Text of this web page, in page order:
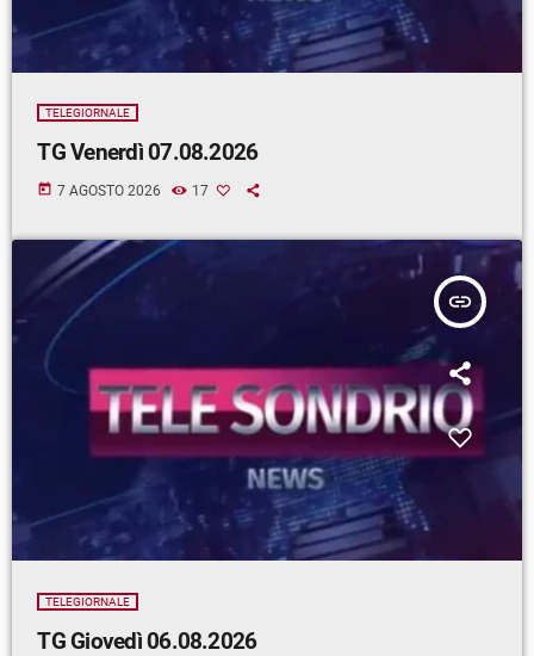
TELEGIORNALE
TG Venerdì 07.08.2026
today 7 AGOSTO 2026 17
insert_link
TELEGIORNALE
TG Giovedì 06.08.2026